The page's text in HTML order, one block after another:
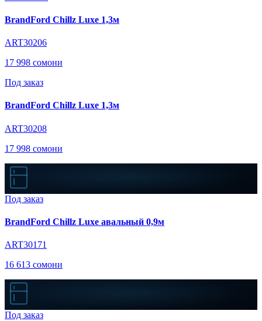
BrandFord Chillz Luxe 1,3м
ART30206
17 998 сомони
Под заказ
BrandFord Chillz Luxe 1,3м
ART30208
17 998 сомони
Под заказ
BrandFord Chillz Luxe авальный 0,9м
ART30171
16 613 сомони
Под заказ